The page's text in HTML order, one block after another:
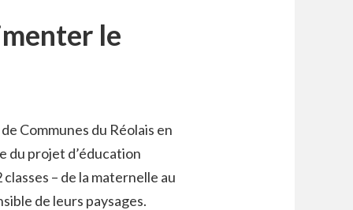
le
Communes du Réolais en
du projet d’éducation
– de la maternelle au
de leurs paysages.